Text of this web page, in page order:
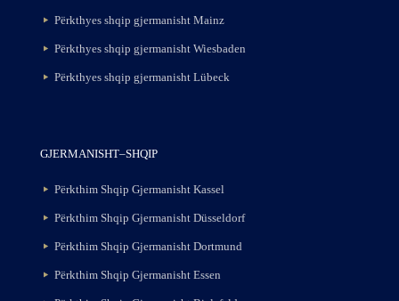
Përkthyes shqip gjermanisht Mainz
Përkthyes shqip gjermanisht Wiesbaden
Përkthyes shqip gjermanisht Lübeck
GJERMANISHT–SHQIP
Përkthim Shqip Gjermanisht Kassel
Përkthim Shqip Gjermanisht Düsseldorf
Përkthim Shqip Gjermanisht Dortmund
Përkthim Shqip Gjermanisht Essen